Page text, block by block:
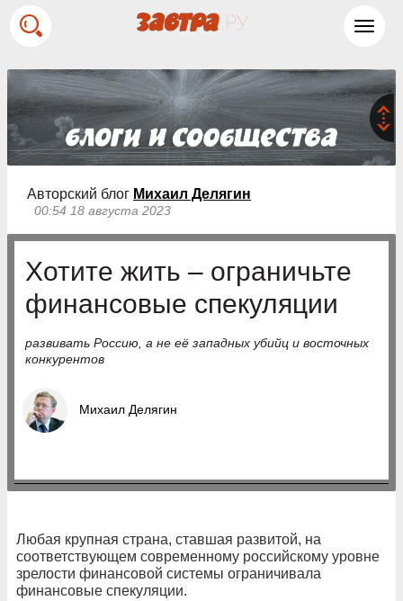
Авторский блог Михаил Делягин
00:54 18 августа 2023
Хотите жить – ограничьте
финансовые спекуляции
развивать Россию, а не её западных убийц и восточных
конкурентов
Михаил Делягин
Любая крупная страна, ставшая развитой, на
соответствующем современному российскому уровне
зрелости финансовой системы ограничивала
финансовые спекуляции.